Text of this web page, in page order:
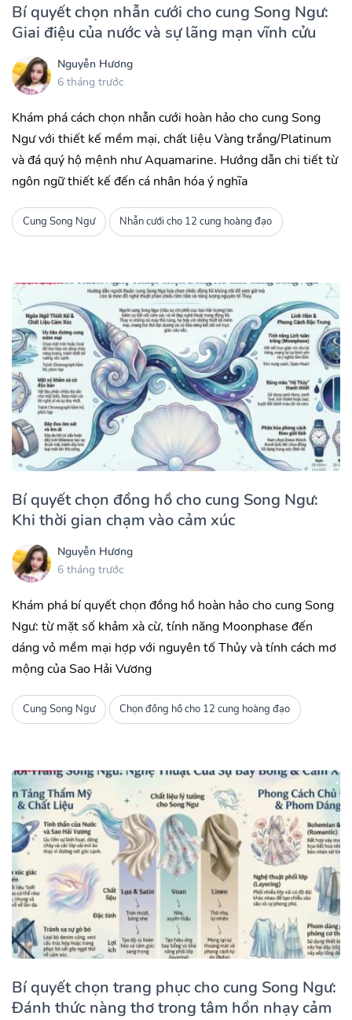
Bí quyết chọn nhẫn cưới cho cung Song Ngư:
Giai điệu của nước và sự lãng mạn vĩnh cửu
Nguyễn Hương
6 tháng trước
Khám phá cách chọn nhẫn cưới hoàn hảo cho cung Song
Ngư với thiết kế mềm mại, chất liệu Vàng trắng/Platinum
và đá quý hộ mệnh như Aquamarine. Hướng dẫn chi tiết từ
ngôn ngữ thiết kế đến cá nhân hóa ý nghĩa
Cung Song Ngư Nhẫn cưới cho 12 cung hoàng đạo
Bí quyết chọn đồng hồ cho cung Song Ngư:
Khi thời gian chạm vào cảm xúc
Nguyễn Hương
6 tháng trước
Khám phá bí quyết chọn đồng hồ hoàn hảo cho cung Song
Ngư: từ mặt số khảm xà cừ, tính năng Moonphase đến
dáng vỏ mềm mại hợp với nguyên tố Thủy và tính cách mơ
mộng của Sao Hải Vương
Cung Song Ngư Chọn đồng hồ cho 12 cung hoàng đạo
Bí quyết chọn trang phục cho cung Song Ngư:
Đánh thức nàng thơ trong tâm hồn nhạy cảm